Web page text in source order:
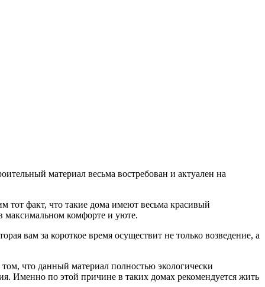
материал весьма востребован и актуален на
тот факт, что такие дома имеют весьма красивый
максимальном комфорте и уюте.
вам за короткое время осуществит не только возведение, а
том, что данный материал полностью экологически
Именно по этой причине в таких домах рекомендуется жить